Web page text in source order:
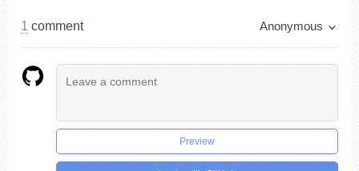
1 comment Anonymous
Preview